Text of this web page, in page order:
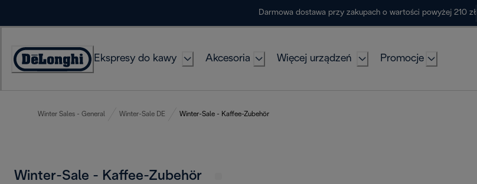
Darmowa dostawa przy zakupach o wartości powyżej 210 zł
Deklaracja
Ekspresy do kawy Akcesoria Więcej urządzeń Promocje
Winter Sales - General Winter-Sale DE Winter-Sale - Kaffee-Zubehör
Winter-Sale - Kaffee-Zubehör